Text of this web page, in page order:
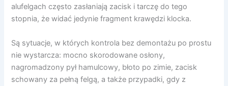
alufelgach często zasłaniają zacisk i tarczę do tego
stopnia, że widać jedynie fragment krawędzi klocka.
Są sytuacje, w których kontrola bez demontażu po prostu
nie wystarcza: mocno skorodowane osłony,
nagromadzony pył hamulcowy, błoto po zimie, zacisk
schowany za pełną felgą, a także przypadki, gdy z